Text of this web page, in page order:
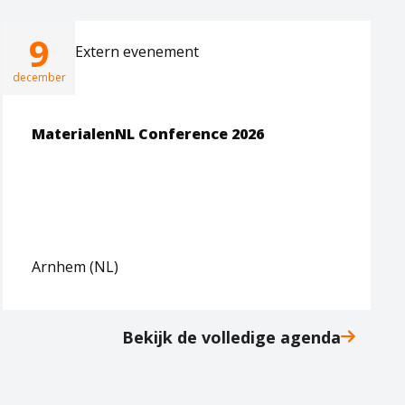
9
december
Extern evenement
MaterialenNL Conference 2026
Arnhem (NL)
Bekijk de volledige agenda